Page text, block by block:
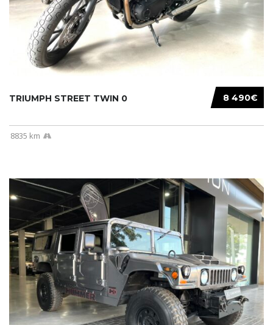
8 490€
TRIUMPH STREET TWIN 0
8835 km